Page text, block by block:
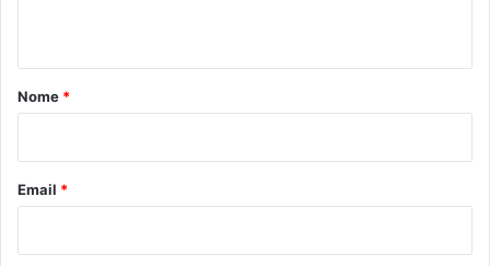
r
*
Nome *
Email *